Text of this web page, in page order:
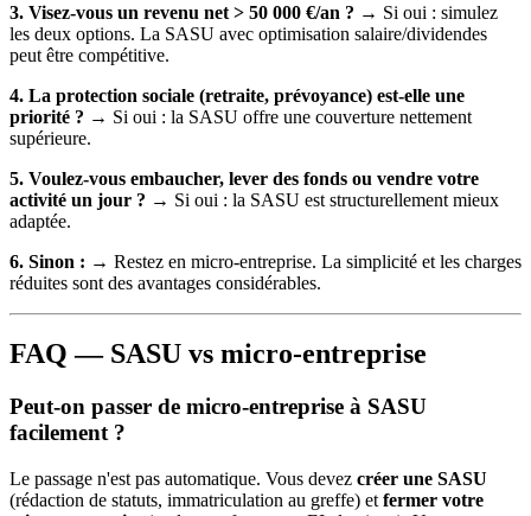
3. Visez-vous un revenu net > 50 000 €/an ? → Si oui : simulez
les deux options. La SASU avec optimisation salaire/dividendes
peut être compétitive.
4. La protection sociale (retraite, prévoyance) est-elle une
priorité ? → Si oui : la SASU offre une couverture nettement
supérieure.
5. Voulez-vous embaucher, lever des fonds ou vendre votre
activité un jour ? → Si oui : la SASU est structurellement mieux
adaptée.
6. Sinon : → Restez en micro-entreprise. La simplicité et les charges
réduites sont des avantages considérables.
FAQ — SASU vs micro-entreprise
Peut-on passer de micro-entreprise à SASU
facilement ?
Le passage n'est pas automatique. Vous devez créer une SASU
(rédaction de statuts, immatriculation au greffe) et fermer votre